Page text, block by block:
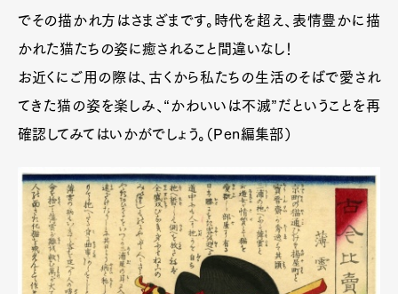
でその描かれ方はさまざまです。時代を超え、表情豊かに描
かれた猫たちの姿に癒されること間違いなし！
お近くにご用の際は、古くから私たちの生活のそばで愛され
てきた猫の姿を楽しみ、“かわいいは不滅”だということを再
確認してみてはいかがでしょう。（Pen編集部）